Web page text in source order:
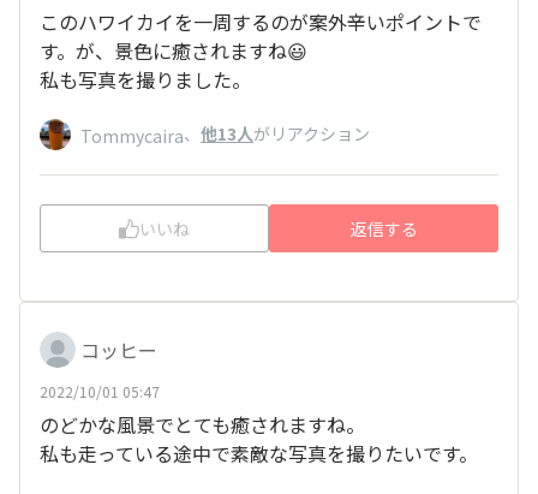
このハワイカイを一周するのが案外辛いポイントで
す。が、景色に癒されますね😃
私も写真を撮りました。
Tommycaira、 他13人がリアクション
いいね 返信する
コッヒー
2022/10/01 05:47
のどかな風景でとても癒されますね。
私も走っている途中で素敵な写真を撮りたいです。